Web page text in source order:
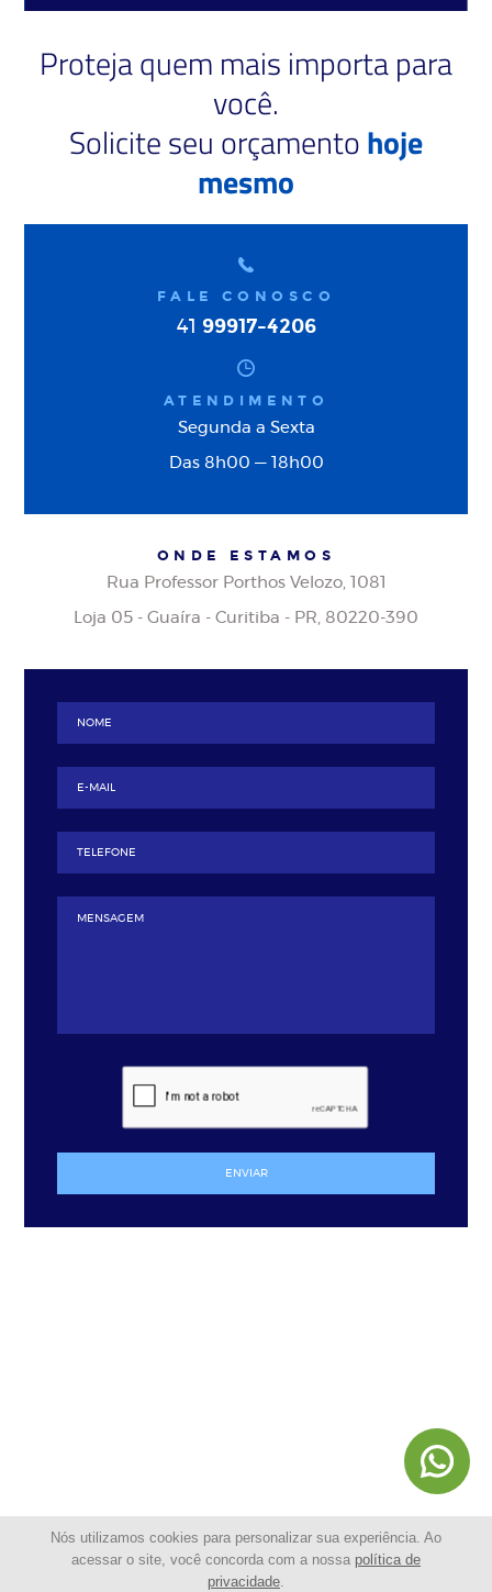
Nós utilizamos cookies para personalizar sua experiência. Ao
acessar o site, você concorda com a nossa política de
privacidade.
Proteja quem mais importa para
você.
Solicite seu orçamentohoje
mesmo
ENVIAR
FALE CONOSCO
41 99917-4206
ATENDIMENTO
Segunda a Sexta
Das 8h00 — 18h00
ONDE ESTAMOS
Rua Professor Porthos Velozo, 1081
Loja 05 - Guaíra - Curitiba - PR, 80220-390